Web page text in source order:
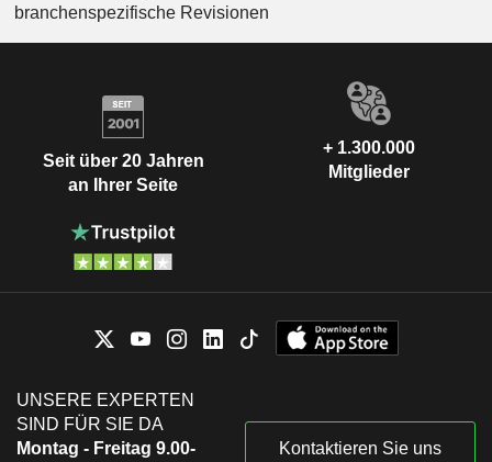
branchenspezifische Revisionen
Seit über 20 Jahren
an Ihrer Seite
+ 1.300.000
Mitglieder
UNSERE EXPERTEN
SIND FÜR SIE DA
Montag - Freitag 9.00-
Kontaktieren Sie uns